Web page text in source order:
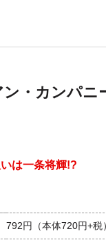
・カンパニ
は一条将輝!?
792円 （本体720円+税